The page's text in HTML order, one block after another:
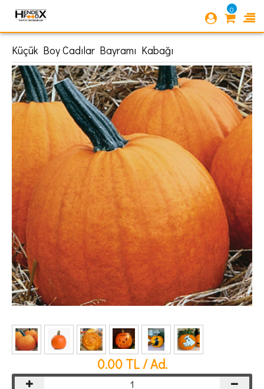
0
Küçük Boy Cadılar Bayramı Kabağı
0.00TL / Ad.